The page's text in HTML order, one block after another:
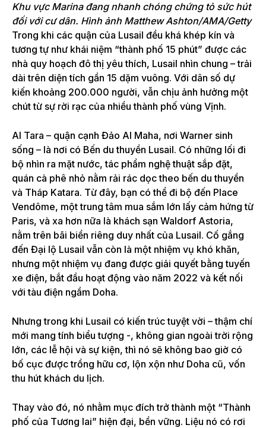
Khu vực Marina đang nhanh chóng chứng tỏ sức hút
đối với cư dân. Hình ảnh Matthew Ashton/AMA/Getty
Trong khi các quận của Lusail đều khá khép kín và
tương tự như khái niệm “thành phố 15 phút” được các
nhà quy hoạch đô thị yêu thích, Lusail nhìn chung – trải
dài trên diện tích gần 15 dặm vuông. Với dân số dự
kiến ​​khoảng 200.000 người, vẫn chịu ảnh hưởng một
chút từ sự rời rạc của nhiều thành phố vùng Vịnh.
Al Tara – quận cạnh Đảo Al Maha, nơi Warner sinh
sống – là nơi có Bến du thuyền Lusail. Có những lối đi
bộ nhìn ra mặt nước, tác phẩm nghệ thuật sắp đặt,
quán cà phê nhỏ nằm rải rác dọc theo bến du thuyền
và Tháp Katara. Từ đây, bạn có thể đi bộ đến Place
Vendôme, một trung tâm mua sắm lớn lấy cảm hứng từ
Paris, và xa hơn nữa là khách sạn Waldorf Astoria,
nằm trên bãi biển riêng duy nhất của Lusail. Cố gắng
đến Đại lộ Lusail vẫn còn là một nhiệm vụ khó khăn,
nhưng một nhiệm vụ đang được giải quyết bằng tuyến
xe điện, bắt đầu hoạt động vào năm 2022 và kết nối
với tàu điện ngầm Doha.
Nhưng trong khi Lusail có kiến ​​trúc tuyệt vời – thậm chí
mới mang tính biểu tượng -, không gian ngoài trời rộng
lớn, các lễ hội và sự kiện, thì nó sẽ không bao giờ có
bố cục được trồng hữu cơ, lộn xộn như Doha cũ, vốn
thu hút khách du lịch.
Thay vào đó, nó nhằm mục đích trở thành một “Thành
phố của Tương lai” hiện đại, bền vững. Liệu nó có rơi